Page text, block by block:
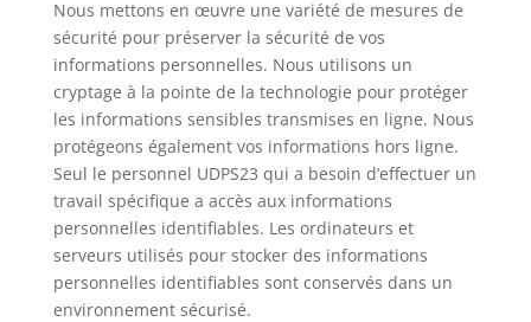
Nous mettons en œuvre une variété de mesures de
sécurité pour préserver la sécurité de vos
informations personnelles. Nous utilisons un
cryptage à la pointe de la technologie pour protéger
les informations sensibles transmises en ligne. Nous
protégeons également vos informations hors ligne.
Seul le personnel UDPS23 qui a besoin d’effectuer un
travail spécifique a accès aux informations
personnelles identifiables. Les ordinateurs et
serveurs utilisés pour stocker des informations
personnelles identifiables sont conservés dans un
environnement sécurisé.